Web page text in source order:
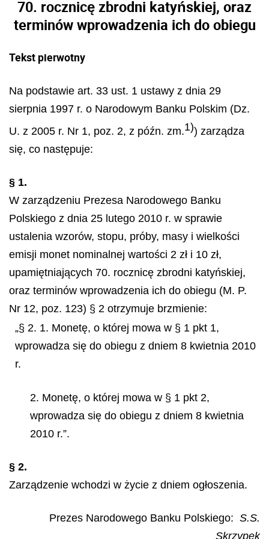
70. rocznicę zbrodni katyńskiej, oraz
terminów wprowadzenia ich do obiegu
Tekst pierwotny
Na podstawie art. 33 ust. 1 ustawy z dnia 29
sierpnia 1997 r. o Narodowym Banku Polskim (Dz.
U. z 2005 r. Nr 1, poz. 2, z późn. zm.1)) zarządza
się, co następuje:
§ 1.
W zarządzeniu Prezesa Narodowego Banku
Polskiego z dnia 25 lutego 2010 r. w sprawie
ustalenia wzorów, stopu, próby, masy i wielkości
emisji monet nominalnej wartości 2 zł i 10 zł,
upamiętniających 70. rocznicę zbrodni katyńskiej,
oraz terminów wprowadzenia ich do obiegu (M. P.
Nr 12, poz. 123) § 2 otrzymuje brzmienie:
„§ 2. 1. Monetę, o której mowa w § 1 pkt 1,
wprowadza się do obiegu z dniem 8 kwietnia 2010
r.
2. Monetę, o której mowa w § 1 pkt 2,
wprowadza się do obiegu z dniem 8 kwietnia
2010 r.”.
§ 2.
Zarządzenie wchodzi w życie z dniem ogłoszenia.
Prezes Narodowego Banku Polskiego: S.S.
Skrzypek